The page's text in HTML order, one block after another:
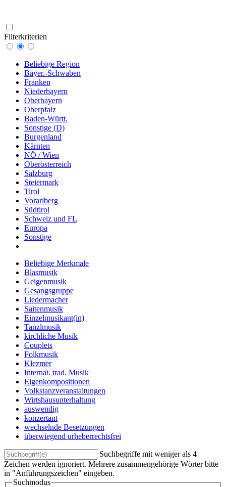
Filterkriterien
Beliebige Region
Bayer.-Schwaben
Franken
Niederbayern
Oberbayern
Oberpfalz
Baden-Württ.
Sonstige (D)
Burgenland
Kärnten
NÖ / Wien
Oberösterreich
Salzburg
Steiermark
Tirol
Vorarlberg
Südtirol
Schweiz und FL
Europa
Sonstige
Beliebige Merkmale
Blasmusik
Geigenmusik
Gesangsgruppe
Liedermacher
Saitenmusik
Einzelmusikant(in)
Tanzlmusik
kirchliche Musik
Couplets
Folkmusik
Klezmer
Internat. trad. Musik
Eigenkompositionen
Volkstanzveranstaltungen
Wirtshausunterhaltung
auswendig
konzertant
wechselnde Besetzungen
überwiegend urheberrechtsfrei
Suchbegriffe mit weniger als 4
Zeichen werden ignoriert. Mehrere zusammengehörige Wörter bitte
in "Anführungszeichen" eingeben.
Suchmodus